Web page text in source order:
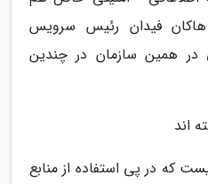
فیدان رئیس سرویس
در همین سازمان در چندین
اند
که در پی استفاده از منابع